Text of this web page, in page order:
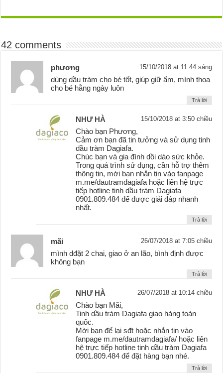
42 comments
phương 15/10/2018 at 11:44 sáng
dùng dầu tràm cho bé tốt, giúp giữ ấm, mình thoa
cho bé hằng ngày luôn
Trả lời
NHƯ HÀ 15/10/2018 at 3:50 chiều
Chào bạn Phương,
Cảm ơn bạn đã tin tưởng và sử dụng tinh
dầu tràm Dagiafa.
Chúc bạn và gia đình dồi dào sức khỏe.
Trong quá trình sử dụng, cần hỗ trợ thêm
thông tin, mời bạn nhắn tin vào fanpage
m.me/dautramdagiafa hoặc liên hệ trực
tiếp hotline tinh dầu tràm Dagiafa
0901.809.484 để được giải đáp nhanh
nhất.
Trả lời
mãi 26/07/2018 at 7:05 chiều
mình dđặt 2 chai, giao ở an lão, bình định được
không bạn
Trả lời
NHƯ HÀ 26/07/2018 at 10:14 chiều
Chào bạn Mãi,
Tinh dầu tràm Dagiafa giao hàng toàn
quốc.
Mời bạn để lại sđt hoặc nhắn tin vào
fanpage m.me/dautramdagiafa/ hoặc liên
hệ trực tiếp hotline tinh dầu tràm Dagiafa
0901.809.484 để đặt hàng bạn nhé.
Trả lời